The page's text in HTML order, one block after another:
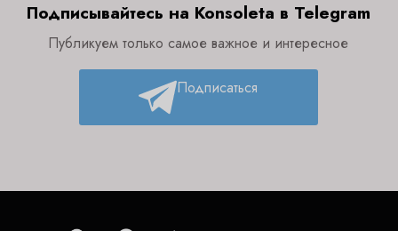
Подписывайтесь на Konsoleta в Telegram
Публикуем только самое важное и интересное
Подписаться